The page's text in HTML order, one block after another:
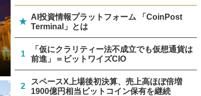
★
AI投資情報プラットフォーム 「CoinPost
Terminal」とは
1
「仮にクラリティー法不成立でも仮想通貨は
前進」＝ビットワイズCIO
2
スペースX上場後初決算、売上高ほぼ倍増
1900億円相当ビットコイン保有を継続